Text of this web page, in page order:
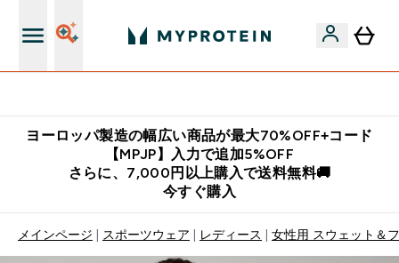
ヨーロッパ製造の幅広い商品が最大70%OFF+コード
【MPJP】入力で追加5%OFF
さらに、7,000円以上購入で送料無料🚚
今すぐ購入
メインページ スポーツウェア レディース 女性用 スウェット＆